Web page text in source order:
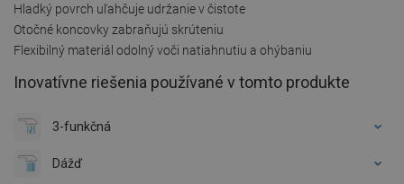
Hladký povrch uľahčuje udržanie v čistote
Otočné koncovky zabraňujú skrúteniu
Flexibilný materiál odolný voči natiahnutiu a ohýbaniu
Inovatívne riešenia používané v tomto produkte
3-funkčná
Dážď